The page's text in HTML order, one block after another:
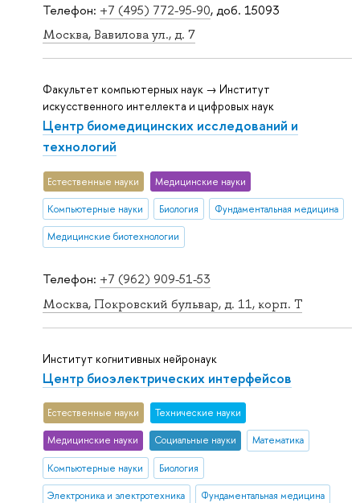
Телефон: +7 (495) 772-95-90, доб. 15093
Москва, Вавилова ул., д. 7
Телефон: +7 (962) 909-51-53
Москва, Покровский бульвар, д. 11, корп. T
Факультет компьютерных наук → Институт
искусственного интеллекта и цифровых наук
Центр биомедицинских исследований и
технологий
Естественные науки Медицинские науки
Компьютерные науки Биология Фундаментальная медицина
Медицинские биотехнологии
Институт когнитивных нейронаук
Центр биоэлектрических интерфейсов
Естественные науки Тех­ничес­кие науки
Медицинские науки Социальные науки Математика
Компьютерные науки Биология
Электроника и электротехника Фундаментальная медицина